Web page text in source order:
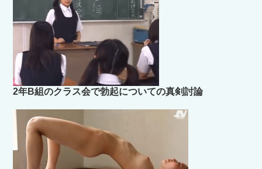
2年B組のクラス会で勃起についての真剣討論